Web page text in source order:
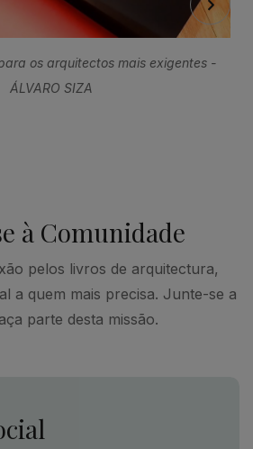
os arquitectos mais exigentes -
ÁLVARO SIZA
à Comunidade
pelos livros de arquitectura,
a quem mais precisa. Junte-se a
parte desta missão.